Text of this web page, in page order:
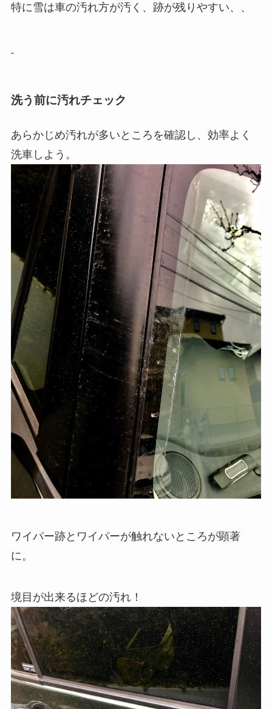
特に雪は車の汚れ方が汚く、跡が残りやすい、、
洗う前に汚れチェック
あらかじめ汚れが多いところを確認し、効率よく
洗車しよう。
ワイパー跡とワイパーが触れないところが顕著
に。
境目が出来るほどの汚れ！